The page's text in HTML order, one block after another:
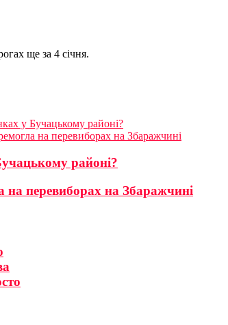
ще за 4 січня.
у Бучацькому районі?
на перевиборах на Збаражчині
районі?
перевиборах на Збаражчині